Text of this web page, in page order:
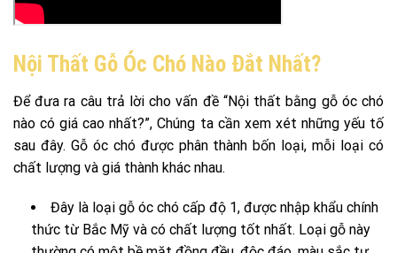
Nội Thất Gỗ Óc Chó Nào Đắt Nhất?
Để đưa ra câu trả lời cho vấn đề “Nội thất bằng gỗ óc chó
nào có giá cao nhất?”, Chúng ta cần xem xét những yếu tố
sau đây. Gỗ óc chó được phân thành bốn loại, mỗi loại có
chất lượng và giá thành khác nhau.
Đây là loại gỗ óc chó cấp độ 1, được nhập khẩu chính
thức từ Bắc Mỹ và có chất lượng tốt nhất. Loại gỗ này